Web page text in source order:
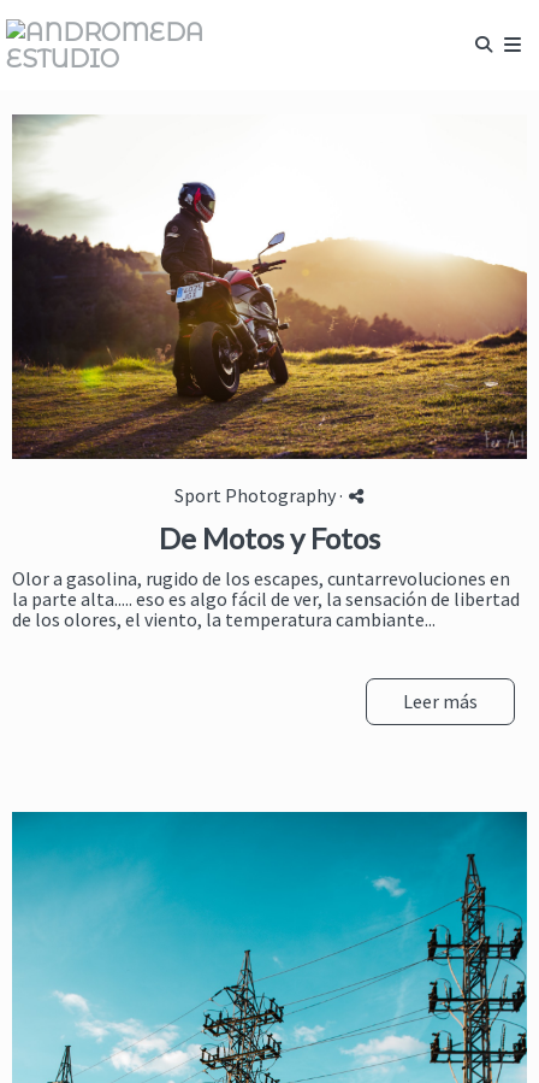
Sport Photography·
De Motos y Fotos
Olor a gasolina, rugido de los escapes, cuntarrevoluciones en
la parte alta..... eso es algo fácil de ver, la sensación de libertad
de los olores, el viento, la temperatura cambiante...
Leer más